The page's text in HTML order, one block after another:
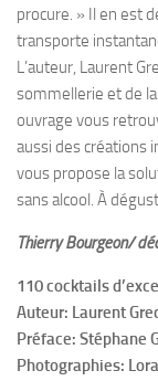
procure. » Il en est
transporte
L’auteur, Laurent
sommellerie et de
ouvrage vous
aussi des créations
vous propose la
sans alcool. À
Thierry Bourgeon/
110 cocktails
Auteur: Laurent
Préface: Stéphane
Photographies: